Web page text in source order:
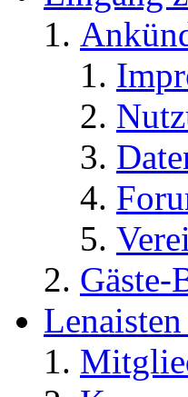
Gäste-
Lenaisten